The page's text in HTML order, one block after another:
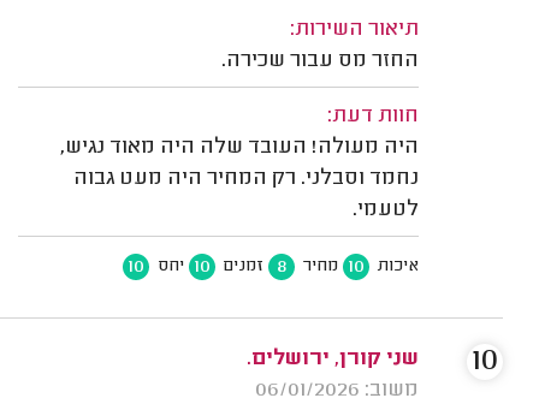
תיאור השירות:
החזר מס עבור שכירה.
חוות דעת:
היה מעולה! העובד שלה היה מאוד נגיש,
נחמד וסבלני. רק המחיר היה מעט גבוה
לטעמי.
איכות 10 מחיר 8 זמנים 10 יחס 10
שני קורן, ירושלים.
משוב: 06/01/2026
10